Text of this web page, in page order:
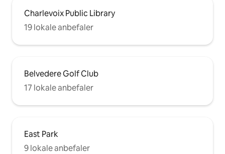
Charlevoix Public Library
19 lokale anbefaler
Belvedere Golf Club
17 lokale anbefaler
East Park
9 lokale anbefaler